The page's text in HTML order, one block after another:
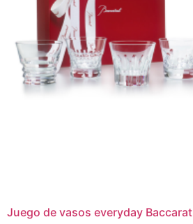
Juego de vasos everyday Baccarat